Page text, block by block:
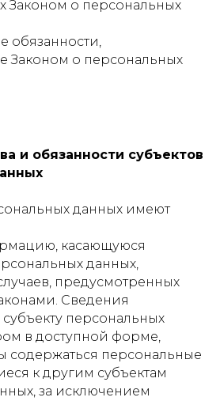
Законом о персональных
обязанности,
Законом о персональных
и обязанности субъектов
данных имеют
касающуюся
данных,
предусмотренных
Сведения
персональных
в доступной форме,
содержаться персональные
к другим субъектам
за исключением